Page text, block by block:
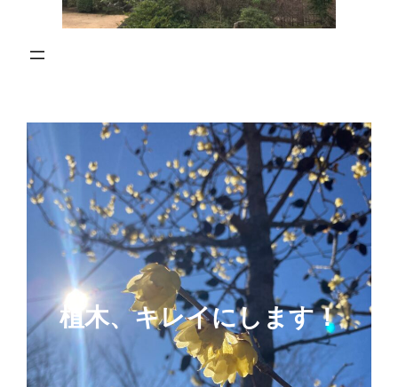
植木、キレイにします！